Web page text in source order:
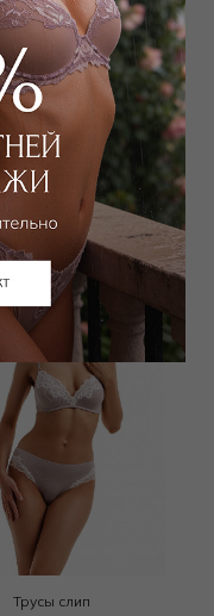
Трусы слип
3 500
Выбрать размер
Трусы слип